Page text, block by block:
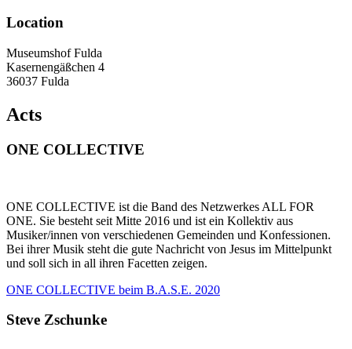
Location
Museumshof Fulda
Kasernengäßchen 4
36037 Fulda
Acts
ONE COLLECTIVE
ONE COLLECTIVE ist die Band des Netzwerkes ALL FOR
ONE. Sie besteht seit Mitte 2016 und ist ein Kollektiv aus
Musiker/innen von verschiedenen Gemeinden und Konfessionen.
Bei ihrer Musik steht die gute Nachricht von Jesus im Mittelpunkt
und soll sich in all ihren Facetten zeigen.
ONE COLLECTIVE beim B.A.S.E. 2020
Steve Zschunke